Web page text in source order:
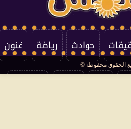
حوادث رياضة فنون
الحقوق محفوظة ©